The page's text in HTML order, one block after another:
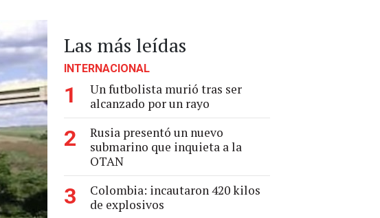
Las más leídas
INTERNACIONAL
1
Un futbolista murió tras ser
alcanzado por un rayo
2
Rusia presentó un nuevo
submarino que inquieta a la
OTAN
3
Colombia: incautaron 420 kilos
de explosivos